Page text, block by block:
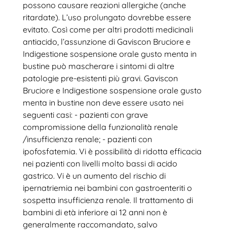
possono causare reazioni allergiche (anche
ritardate). L’uso prolungato dovrebbe essere
evitato. Così come per altri prodotti medicinali
antiacido, l’assunzione di Gaviscon Bruciore e
Indigestione sospensione orale gusto menta in
bustine può mascherare i sintomi di altre
patologie pre-esistenti più gravi. Gaviscon
Bruciore e Indigestione sospensione orale gusto
menta in bustine non deve essere usato nei
seguenti casi: - pazienti con grave
compromissione della funzionalità renale
/insufficienza renale; - pazienti con
ipofosfatemia. Vi è possibilità di ridotta efficacia
nei pazienti con livelli molto bassi di acido
gastrico. Vi è un aumento del rischio di
ipernatriemia nei bambini con gastroenteriti o
sospetta insufficienza renale. Il trattamento di
bambini di età inferiore ai 12 anni non è
generalmente raccomandato, salvo